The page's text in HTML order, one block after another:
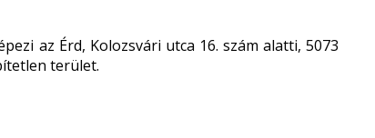
az Érd, Kolozsvári utca 16. szám alatti, 5073
terület.